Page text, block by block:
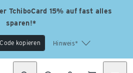
TchiboCard 15% auf fast alles
sparen!*
Code kopieren Hinweis*